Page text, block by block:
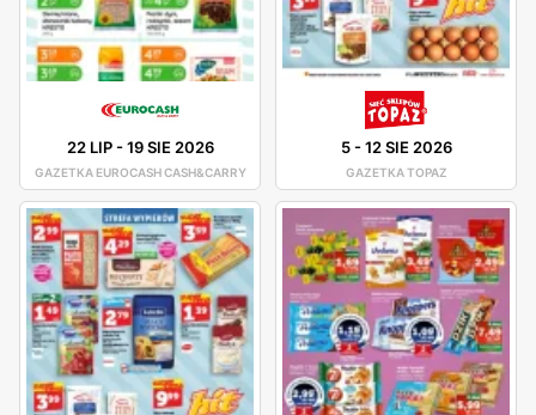
22 LIP-19 SIE 2026
GAZETKA EUROCASH CASH&CARRY
5-12 SIE 2026
GAZETKA TOPAZ